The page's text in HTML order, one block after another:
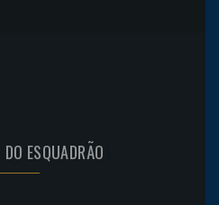
ESQUADRÃO